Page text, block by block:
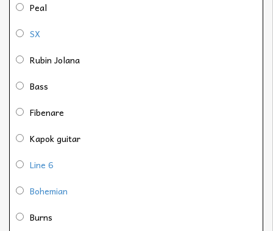
Peal
SX
Rubin Jolana
Bass
Fibenare
Kapok guitar
Line 6
Bohemian
Burns